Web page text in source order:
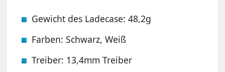
Gewicht des Ladecase: 48,2g
Farben: Schwarz, Weiß
Treiber: 13,4mm Treiber